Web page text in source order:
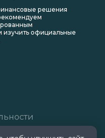
решения
изучить официальные